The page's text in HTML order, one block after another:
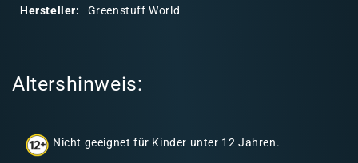
n
Hersteller: Greenstuff World
Altershinweis:
Nicht geeignet für Kinder unter 12 Jahren.